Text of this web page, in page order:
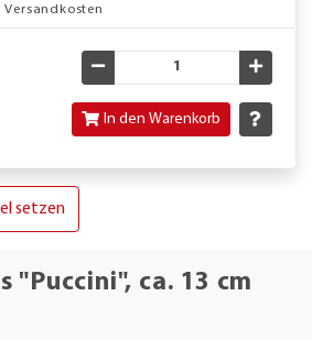
Gewünschte Menge
In den Warenkorb
setzen
"Puccini", ca. 13 cm